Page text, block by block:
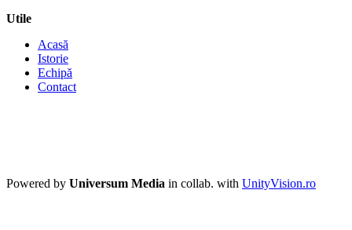
Utile
Acasă
Istorie
Echipă
Contact
Powered by Universum Media in collab. with UnityVision.ro